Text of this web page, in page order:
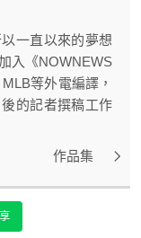
一直以來的夢想
入《NOWNEWS
等外電編譯，
的記者撰稿工作
作品集